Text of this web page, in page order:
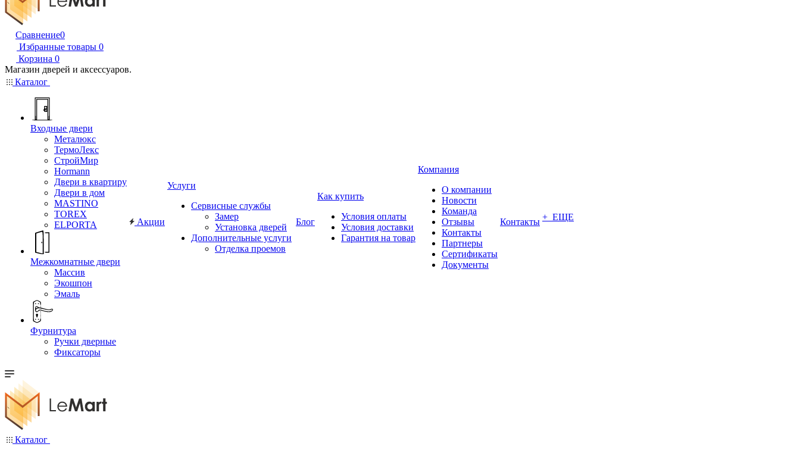
Сравнение0
Избранные товары 0
Корзина 0
Магазин дверей и аксессуаров.
Каталог
Входные двери
Металюкс
ТермоЛекс
СтройМир
Hormann
Двери в квартиру
Двери в дом
MASTINO
TOREX
ELPORTA
Межкомнатные двери
Массив
Экошпон
Эмаль
Фурнитура
Ручки дверные
Фиксаторы
Акции
Услуги
Сервисные службы
Замер
Установка дверей
Дополнительные услуги
Отделка проемов
Блог
Как купить
Условия оплаты
Условия доставки
Гарантия на товар
Компания
О компании
Новости
Команда
Отзывы
Контакты
Партнеры
Сертификаты
Документы
Контакты + ЕЩЕ
Каталог